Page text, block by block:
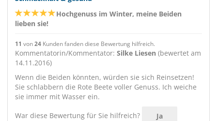
Hochgenuss im Winter, meine Beiden
lieben sie!
11 von24 Kunden fanden diese Bewertung hilfreich.
Kommentatorin/Kommentator: Silke Liesen (bewertet am
14.11.2016)
Wenn die Beiden könnten, würden sie sich Reinsetzen!
Sie schlabbern die Rote Beete voller Genuss. Ich weiche
sie immer mit Wasser ein.
War diese Bewertung für Sie hilfreich? Ja